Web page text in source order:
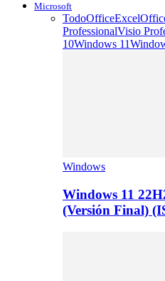
Microsoft
TodoOfficeExcel
ProfessionalVisio
10Windows 11
Windows
Windows 11
(Versión Final)